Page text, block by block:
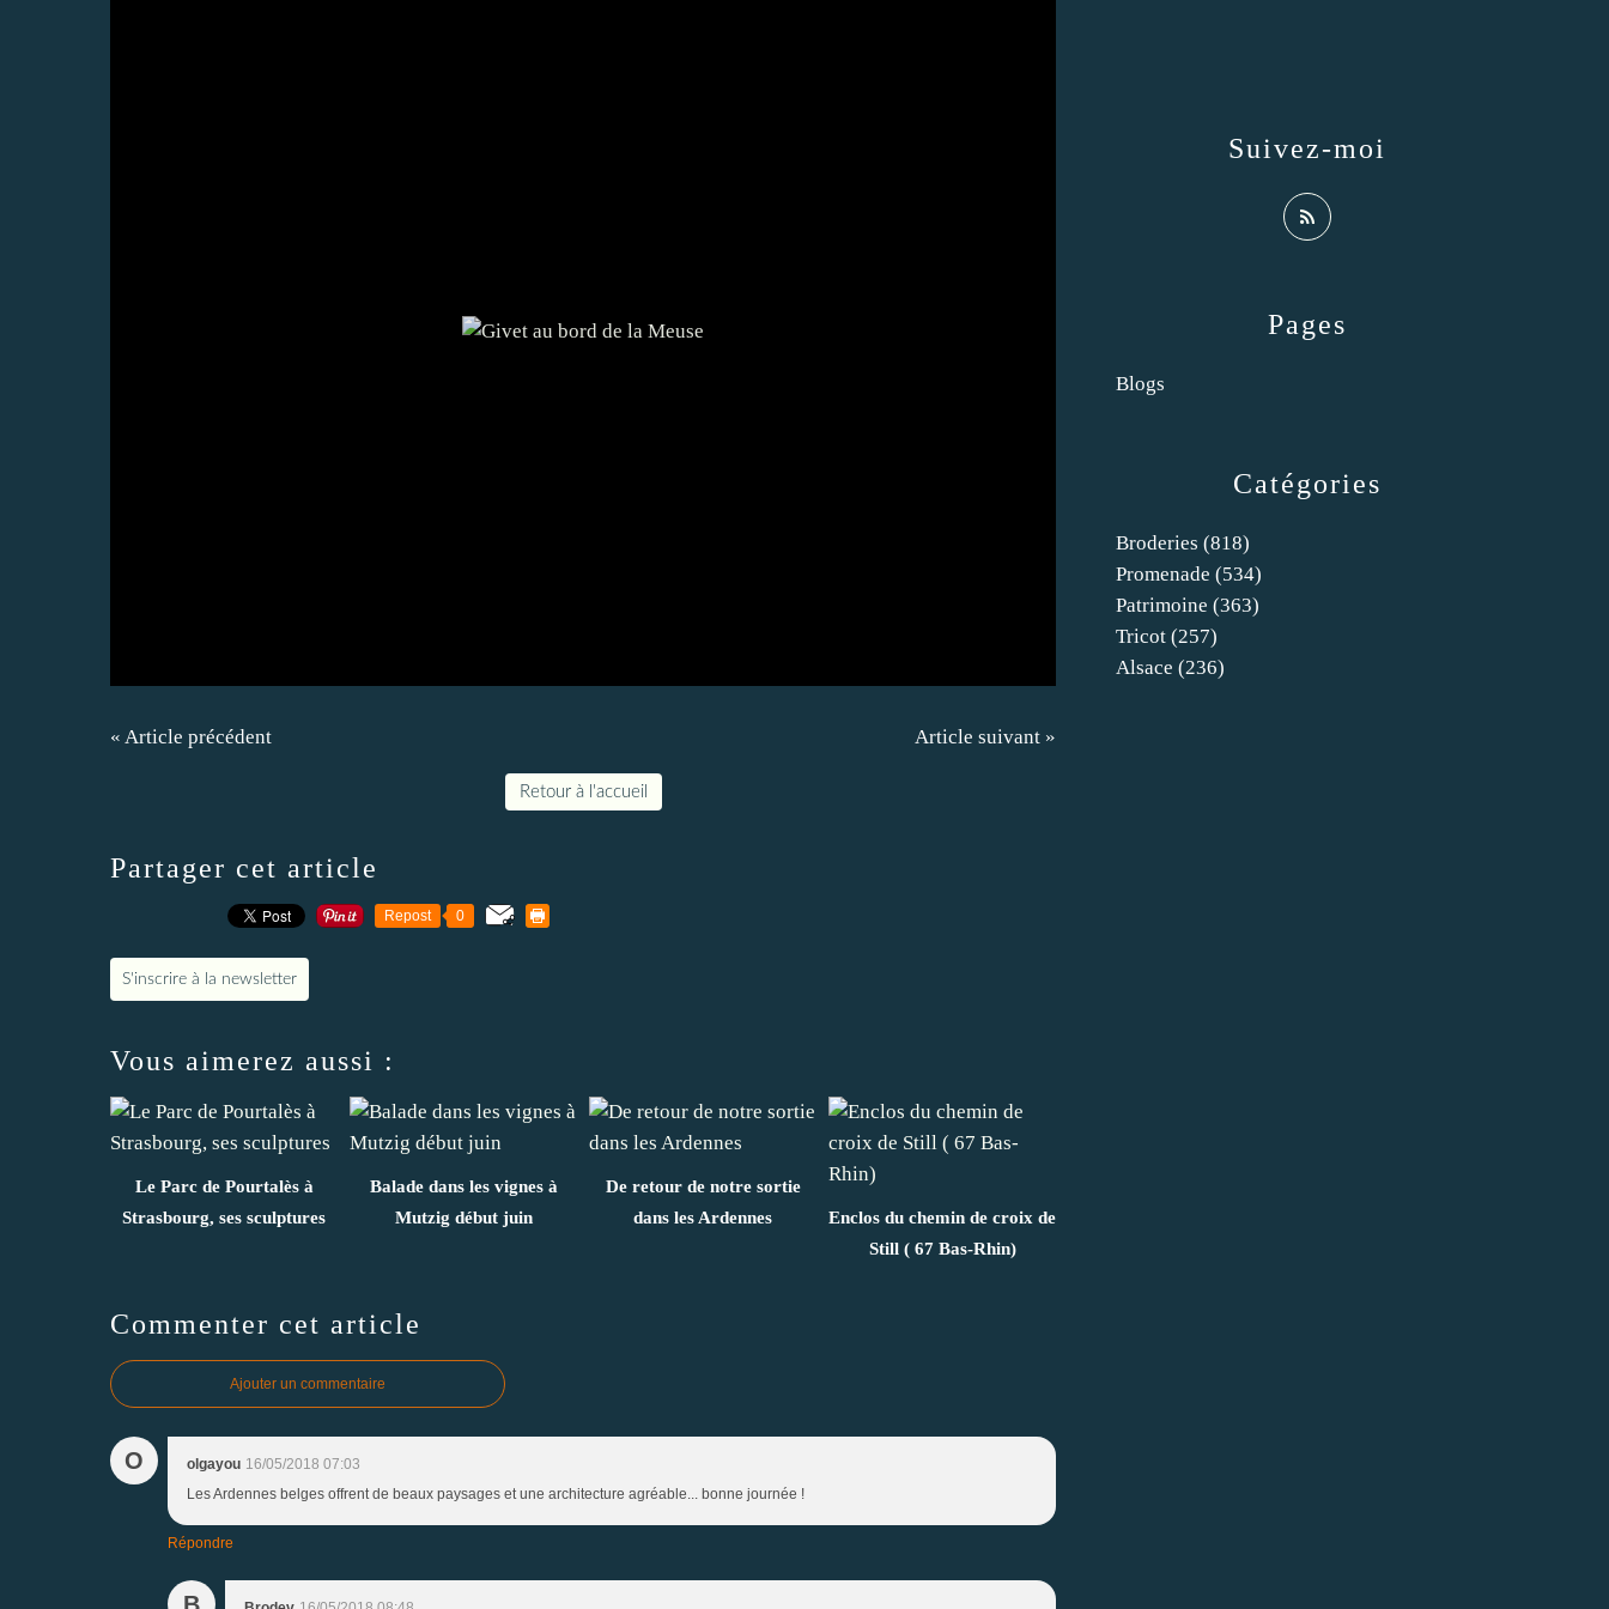
« Article précédent Article suivant »
Retour à l'accueil
Partager cet article
Repost 0
S'inscrire à la newsletter
Vous aimerez aussi :
Le Parc de Pourtalès à
Strasbourg, ses sculptures
Balade dans les vignes à
Mutzig début juin
De retour de notre sortie
dans les Ardennes
Enclos du chemin de croix de
Still ( 67 Bas-Rhin)
Commenter cet article
Ajouter un commentaire
O olgayou 16/05/2018 07:03
Les Ardennes belges offrent de beaux paysages et une architecture agréable... bonne journée !
Répondre
Catégories
Broderies (818)
Promenade (534)
Patrimoine (363)
Tricot (257)
Alsace (236)
Pages
Blogs
Suivez-moi